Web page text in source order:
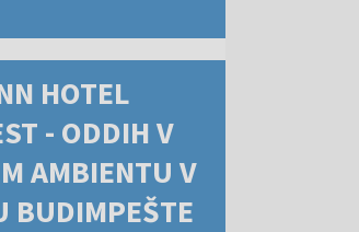
HOTEL
- ODDIH V
AMBIENTU V
BUDIMPEŠTE